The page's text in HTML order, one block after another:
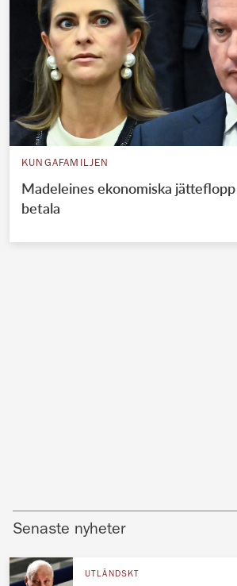
KUNGAFAMILJEN
Madeleines ekonomiska
betala
Senaste nyheter
UTLÄNDSKT